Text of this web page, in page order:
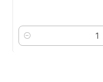
Quantidade